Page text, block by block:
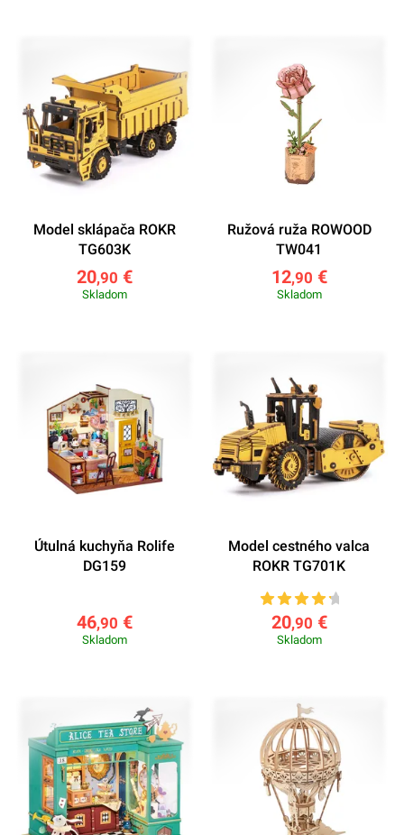
Model sklápača ROKR
TG603K
20,90 €
Skladom
Ružová ruža ROWOOD
TW041
12,90 €
Skladom
Útulná kuchyňa Rolife
DG159
46,90 €
Skladom
Model cestného valca
ROKR TG701K
20,90 €
Skladom